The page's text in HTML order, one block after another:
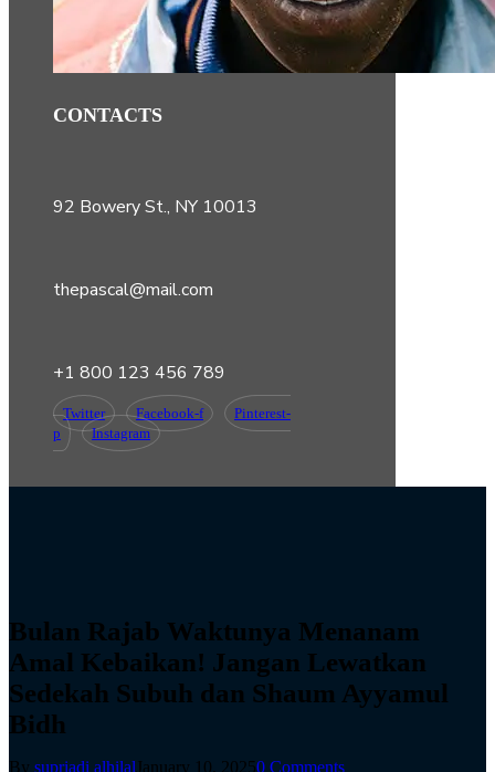
CONTACTS
92 Bowery St., NY 10013
thepascal@mail.com
+1 800 123 456 789
Twitter Facebook-f
Pinterest-
p
Instagram
Bulan Rajab Waktunya Menanam
Amal Kebaikan! Jangan Lewatkan
Sedekah Subuh dan Shaum Ayyamul
Bidh
By supriadi alhilal January 10, 20250 Comments